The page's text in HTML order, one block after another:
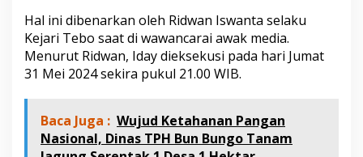
u
R
z
a
I
d
a
Hal ini dibenarkan oleh Ridwan Iswanta selaku
Kejari Tebo saat di wawancarai awak media.
Menurut Ridwan, Iday dieksekusi pada hari Jumat
31 Mei 2024 sekira pukul 21.00 WIB.
Baca Juga : Wujud Ketahanan Pangan
Nasional, Dinas TPH Bun Bungo Tanam